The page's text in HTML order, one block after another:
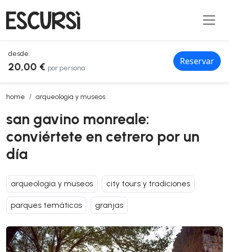
desde:
20,00 € por persona
Reservar
home arqueologia y museos
san gavino monreale: conviértete en cetrero por un día
san gavino monreale:
conviértete en cetrero por un
día
arqueologia y museos city tours y tradiciones
parques temáticos granjas